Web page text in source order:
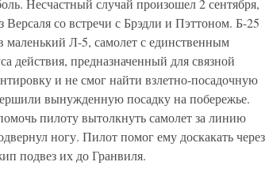
Несчастный случай произошел 2 сентября,
Версаля со встречи с Брэдли и Пэттоном. Б-25
маленький Л-5, самолет с единственным
действия, предназначенный для связной
и не смог найти взлетно-посадочную
вынужденную посадку на побережье.
пилоту вытолкнуть самолет за линию
ногу. Пилот помог ему доскакать через
подвез их до Гранвиля.